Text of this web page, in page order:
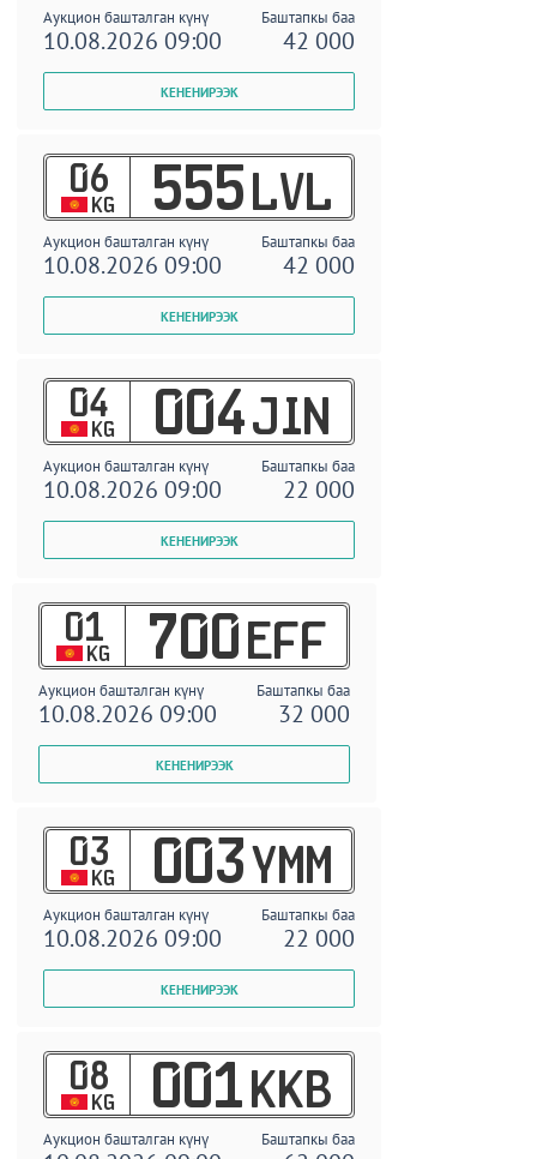
Аукцион башталган күнү Баштапкы баа
10.08.2026 09:00 42 000
06
KG 555 LVL
Аукцион башталган күнү Баштапкы баа
10.08.2026 09:00 42 000
04
KG 004 JIN
Аукцион башталган күнү Баштапкы баа
10.08.2026 09:00 22 000
01
KG 700 EFF
Аукцион башталган күнү Баштапкы баа
10.08.2026 09:00 32 000
03
KG 003 YMM
Аукцион башталган күнү Баштапкы баа
10.08.2026 09:00 22 000
08
KG 001 KKB
Аукцион башталган күнү Баштапкы баа